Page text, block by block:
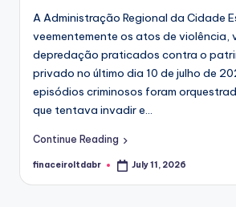
A Administração Regional da Cidade
veementemente os atos de violência,
depredação praticados contra o
privado no último dia 10 de julho de
episódios criminosos foram
que tentava invadir e...
Continue Reading
Posted
finaceiroltdabr July 11, 2026